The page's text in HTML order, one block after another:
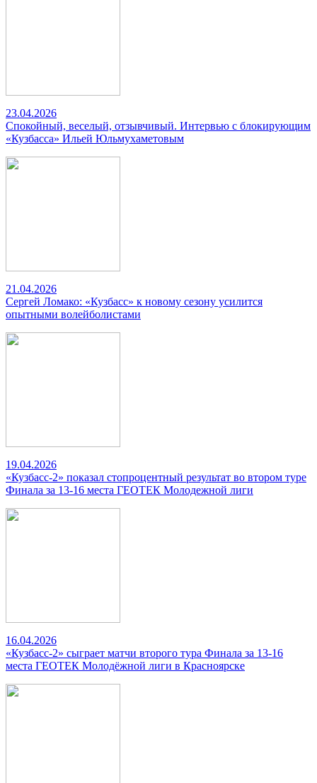
23.04.2026
Спокойный, веселый, отзывчивый. Интервью с блокирующим
«Кузбасса» Ильей Юльмухаметовым
21.04.2026
Сергей Ломако: «Кузбасс» к новому сезону усилится
опытными волейболистами
19.04.2026
«Кузбасс-2» показал стопроцентный результат во втором туре
Финала за 13-16 места ГЕОТЕК Молодежной лиги
16.04.2026
«Кузбасс-2» сыграет матчи второго тура Финала за 13-16
места ГЕОТЕК Молодёжной лиги в Красноярске